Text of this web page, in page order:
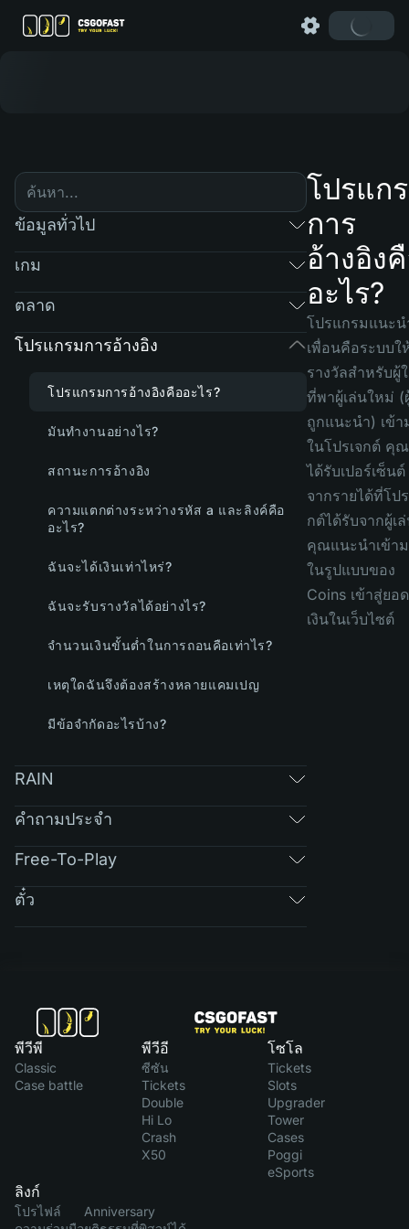
ข้อมูลทั่วไป
เกม
ตลาด
โปรแกรมการอ้างอิง
โปรแกรมการอ้างอิงคืออะไร?
มันทำงานอย่างไร?
สถานะการอ้างอิง
ความแตกต่างระหว่างรหัส a และลิงค์คือ
อะไร?
ฉันจะได้เงินเท่าไหร่?
ฉันจะรับรางวัลได้อย่างไร?
จำนวนเงินขั้นต่ำในการถอนคือเท่าไร?
เหตุใดฉันจึงต้องสร้างหลายแคมเปญ
มีข้อจำกัดอะไรบ้าง?
RAIN
คำถามประจำ
Free-To-Play
ตั๋ว
โปรแก
การ
อ้างอิง
อะไร?
โปรแกรมแนะน
เพื่อนคือระบบใ
รางวัลสำหรับผู้
ที่พาผู้เล่นใหม่ (
ถูกแนะนำ) เข้า
ในโปรเจกต์ คุ
ได้รับเปอร์เซ็นต์
จากรายได้ที่โปร
กต์ได้รับจากผู้เ
คุณแนะนำเข้า
ในรูปแบบของ
Coins เข้าสู่ยอด
เงินในเว็บไซต์
พีวีพี
Classic
Case battle
พีวีอี
ซีซัน
Tickets
Double
Hi Lo
Crash
X50
โซโล
Tickets
Slots
Upgrader
Tower
Cases
Poggi
eSports
ลิงก์
โปรไฟล์
Anniversary